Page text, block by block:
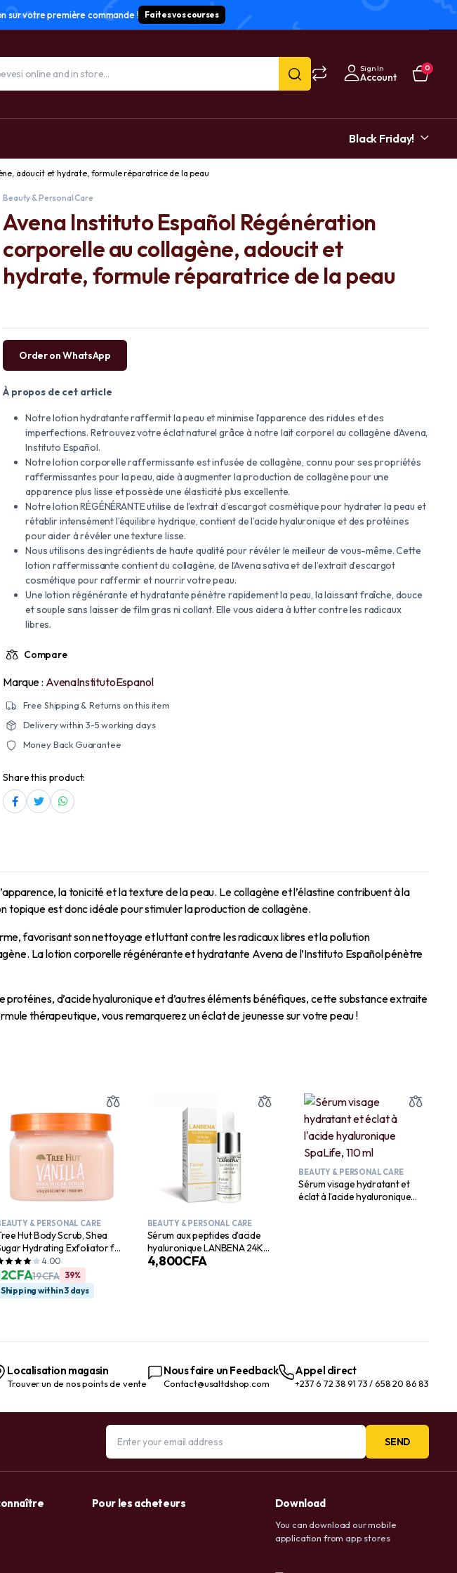
sur votre première commande ! Faites vos courses
Sign In
Account
0
Black Friday!
adoucit et hydrate, formule réparatrice de la peau
Beauty & Personal Care
Avena Instituto Español Régénération
corporelle au collagène, adoucit et
hydrate, formule réparatrice de la peau
Order on WhatsApp
À propos de cet article
Notre lotion hydratante raffermit la peau et minimise l’apparence des ridules et des
imperfections. Retrouvez votre éclat naturel grâce à notre lait corporel au collagène d’Avena,
Instituto Español.
Notre lotion corporelle raffermissante est infusée de collagène, connu pour ses propriétés
raffermissantes pour la peau, aide à augmenter la production de collagène pour une
apparence plus lisse et possède une élasticité plus excellente.
Notre lotion RÉGÉNÉRANTE utilise de l’extrait d’escargot cosmétique pour hydrater la peau et
rétablir intensément l’équilibre hydrique, contient de l’acide hyaluronique et des protéines
pour aider à révéler une texture lisse.
Nous utilisons des ingrédients de haute qualité pour révéler le meilleur de vous-même. Cette
lotion raffermissante contient du collagène, de l’Avena sativa et de l’extrait d’escargot
cosmétique pour raffermir et nourrir votre peau.
Une lotion régénérante et hydratante pénètre rapidement la peau, la laissant fraîche, douce
et souple sans laisser de film gras ni collant. Elle vous aidera à lutter contre les radicaux
libres.
Compare
Marque : AvenaInstitutoEspanol
Free Shipping & Returns on this item
Delivery within 3-5 working days
Money Back Guarantee
Share this product:
la tonicité et la texture de la peau. Le collagène et l’élastine contribuent à la
topique est donc idéale pour stimuler la production de collagène.
favorisant son nettoyage et luttant contre les radicaux libres et la pollution
La lotion corporelle régénérante et hydratante Avena de l’Instituto Español pénètre
d’acide hyaluronique et d’autres éléments bénéfiques, cette substance extraite
thérapeutique, vous remarquerez un éclat de jeunesse sur votre peau !
& PERSONAL CARE
Hut Body Scrub, Shea
Hydrating Exfoliator for
Smoother Skin, Vanilla,
oz
4.00
19CFA
CFA
39%
Shipping within 3 days
BEAUTY & PERSONAL CARE
Sérum aux peptides d’acide
hyaluronique LANBENA 24K
Gold | Essence anti-âge, anti-
4,800CFA
BEAUTY & PERSONAL CARE
Sérum visage hydratant et
éclat à l’acide hyaluronique
Localisation magasin
Trouver un de nos points de vente
Nous faire un Feedback
Contact@usaltdshop.com
Appel direct
+237 6 72 38 91 73 / 658 20 86 83
SEND
Pour les acheteurs Download
You can download our mobile
application from app stores